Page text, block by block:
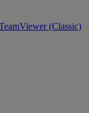
(Classic)